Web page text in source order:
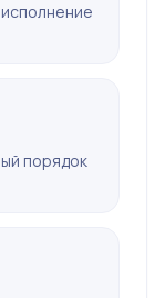
порядок